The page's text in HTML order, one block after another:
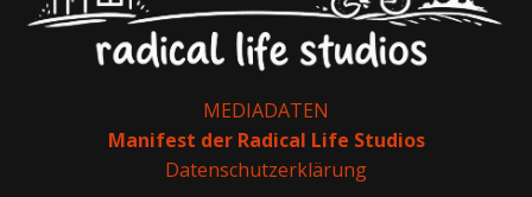
MEDIADATEN
Manifest der Radical Life Studios
Datenschutzerklärung